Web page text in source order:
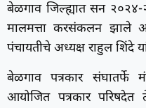
बेळगाव जिल्ह्यात सन
मालमत्ता करसंकलन झाले
पंचायतीचे अध्यक्ष राहुल शिंदे
बेळगाव पत्रकार संघातर्फे
आयोजित पत्रकार परिषदेत